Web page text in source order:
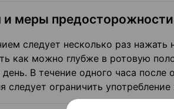
и меры предосторожности
следует несколько раз нажать
как можно глубже в ротовую
В течение одного часа
следует ограничить